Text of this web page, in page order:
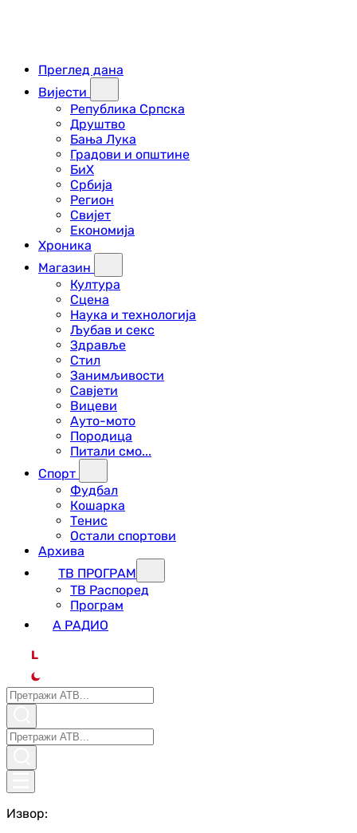
Преглед дана
Вијести
Република Српска
Друштво
Бања Лука
Градови и општине
БиХ
Србија
Регион
Свијет
Економија
Хроника
Магазин
Култура
Сцена
Наука и технологија
Љубав и секс
Здравље
Стил
Занимљивости
Савјети
Вицеви
Ауто-мото
Породица
Питали смо...
Спорт
Фудбал
Кошарка
Тенис
Остали спортови
Архива
ТВ ПРОГРАМ
ТВ Распоред
Програм
А РАДИО
L
Извор: